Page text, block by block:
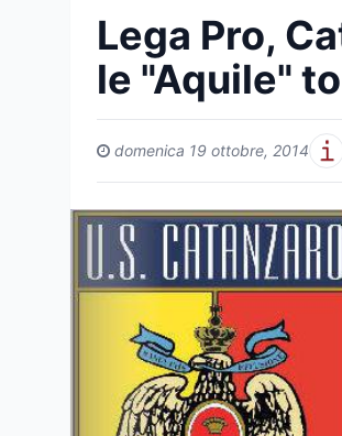
Lega Pro,
le "Aquile"
domenica 19 ottobre, 2014